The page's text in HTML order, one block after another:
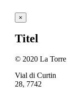
Close
product
view
×
Titel
© 2020 La Torre
Vial di Curtin
28, 7742